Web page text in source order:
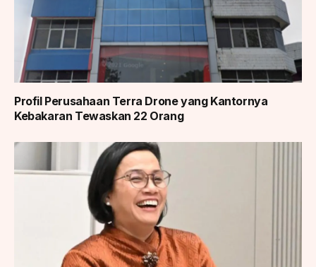
Profil Perusahaan Terra Drone yang Kantornya
Kebakaran Tewaskan 22 Orang